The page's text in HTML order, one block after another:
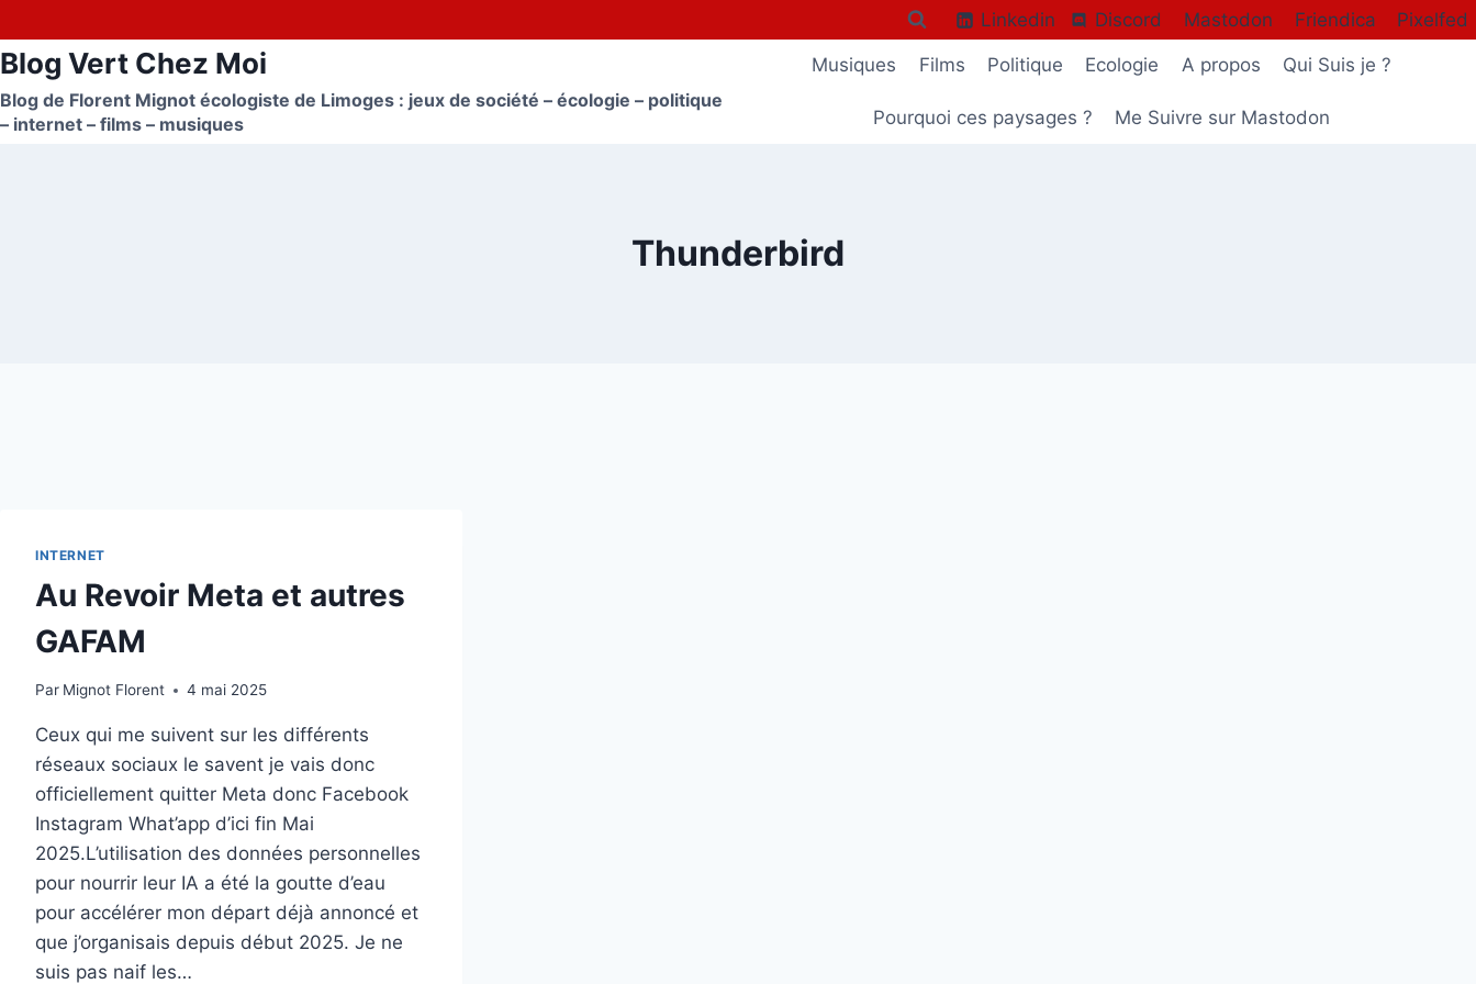
au
contenu
Linkedin Discord Mastodon Friendica Pixelfed
Blog Vert Chez Moi
Blog de Florent Mignot écologiste de Limoges : jeux de société – écologie – politique
– internet – films – musiques
Musiques Films Politique Ecologie A propos Qui Suis je ?
Pourquoi ces paysages ? Me Suivre sur Mastodon
Thunderbird
INTERNET
Au Revoir Meta et autres
GAFAM
Par Mignot Florent 4 mai 2025
Ceux qui me suivent sur les différents
réseaux sociaux le savent je vais donc
officiellement quitter Meta donc Facebook
Instagram What’app d’ici fin Mai
2025.L’utilisation des données personnelles
pour nourrir leur IA a été la goutte d’eau
pour accélérer mon départ déjà annoncé et
que j’organisais depuis début 2025. Je ne
suis pas naif les…